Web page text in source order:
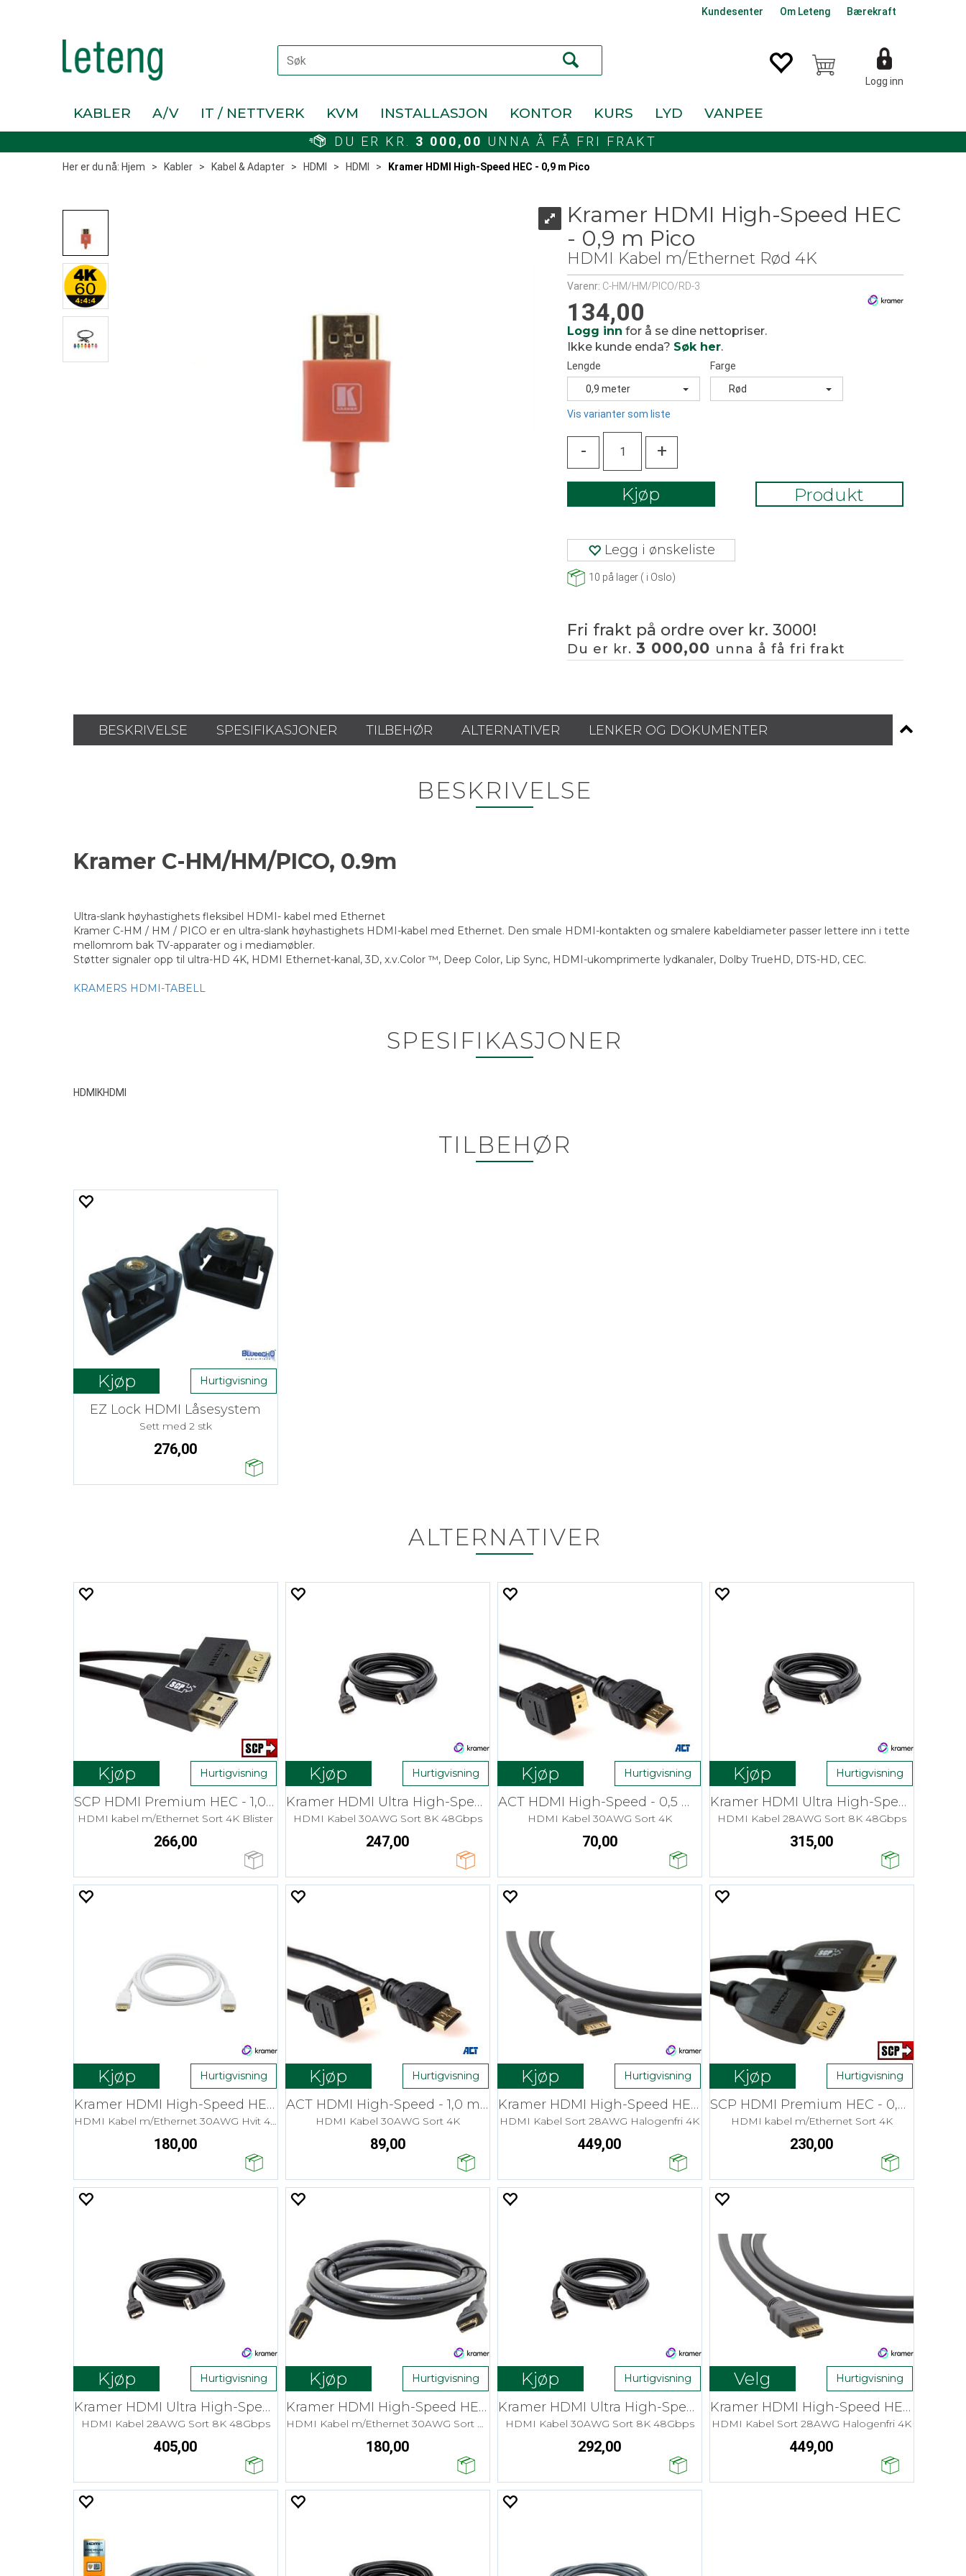
Kundesenter Om Leteng Bærekraft
Logg inn
KABLER A/V IT / NETTVERK KVM INSTALLASJON KONTOR KURS LYD VANPEE
DU ER KR. 3 000,00 UNNA Å FÅ FRI FRAKT
Her er du nå: Hjem > Kabler > Kabel & Adapter > HDMI > HDMI > Kramer HDMI High-Speed HEC - 0,9 m Pico
Kramer HDMI High-Speed HEC
- 0,9 m Pico
HDMI Kabel m/Ethernet Rød 4K
Varenr: C-HM/HM/PICO/RD-3
134,00
Logg inn for å se dine nettopriser.
Ikke kunde enda? Søk her.
Lengde
0,9 meter
Farge
Rød
Vis varianter som liste
- +
Kjøp Produkt
Legg i ønskeliste
10 på lager ( i Oslo)
Fri frakt på ordre over kr. 3000!
Du er kr. 3 000,00 unna å få fri frakt
BESKRIVELSE SPESIFIKASJONER TILBEHØR ALTERNATIVER LENKER OG DOKUMENTER
BESKRIVELSE
Kramer C-HM/HM/PICO, 0.9m
Ultra-slank høyhastighets fleksibel HDMI- kabel med Ethernet
Kramer C-HM / HM / PICO er en ultra-slank høyhastighets HDMI-kabel med Ethernet. Den smale HDMI-kontakten og smalere kabeldiameter passer lettere inn i tette
mellomrom bak TV-apparater og i mediamøbler.
Støtter signaler opp til ultra-HD 4K, HDMI Ethernet-kanal, 3D, x.v.Color ™, Deep Color, Lip Sync, HDMI-ukomprimerte lydkanaler, Dolby TrueHD, DTS-HD, CEC.
KRAMERS HDMI-TABELL
SPESIFIKASJONER
HDMIKHDMI
TILBEHØR
Kjøp Hurtigvisning
EZ Lock HDMI Låsesystem
Sett med 2 stk
276,00
ALTERNATIVER
Kjøp Hurtigvisning
SCP HDMI Premium HEC - 1,0 m Ultra Thin
HDMI kabel m/Ethernet Sort 4K Blister
266,00
Kjøp Hurtigvisning
Kramer HDMI Ultra High-Speed - 0,9 m
HDMI Kabel 30AWG Sort 8K 48Gbps
247,00
Kjøp Hurtigvisning
ACT HDMI High-Speed - 0,5 m vinklet
HDMI Kabel 30AWG Sort 4K
70,00
Kjøp Hurtigvisning
Kramer HDMI Ultra High-Speed - 2,7 m
HDMI Kabel 28AWG Sort 8K 48Gbps
315,00
Kjøp Hurtigvisning
Kramer HDMI High-Speed HEC - 0,9 m Flex
HDMI Kabel m/Ethernet 30AWG Hvit 4K
180,00
Kjøp Hurtigvisning
ACT HDMI High-Speed - 1,0 m vinklet
HDMI Kabel 30AWG Sort 4K
89,00
Kjøp Hurtigvisning
Kramer HDMI High-Speed HEC - 0,9 m LSZH
HDMI Kabel Sort 28AWG Halogenfri 4K
449,00
Kjøp Hurtigvisning
SCP HDMI Premium HEC - 0,9 m Install
HDMI kabel m/Ethernet Sort 4K
230,00
Kjøp Hurtigvisning
Kramer HDMI Ultra High-Speed - 3 m
HDMI Kabel 28AWG Sort 8K 48Gbps
405,00
Kjøp Hurtigvisning
Kramer HDMI High-Speed HEC - 0,9 m Flex
180,00
Kjøp Hurtigvisning
Kramer HDMI Ultra High-Speed - 1,8 m
HDMI Kabel 30AWG Sort 8K 48Gbps
292,00
Velg Hurtigvisning
Kramer HDMI High-Speed HEC - LSZH
HDMI Kabel Sort 28AWG Halogenfri 4K
449,00